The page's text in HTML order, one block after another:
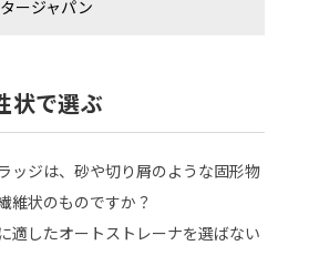
ージャパン
状で選ぶ
ッジは、砂や切り屑のような固形物
維状のものですか？
適したオートストレーナを選ばない